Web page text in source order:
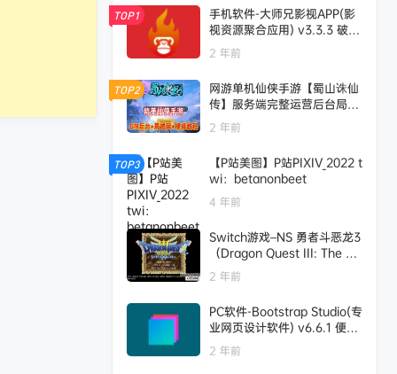
TOP1
手机软件-大师兄影视APP(影
视资源聚合应用) v3.3.3 破解
版-蓝奏云下载
2 年前
TOP2
网游单机仙侠手游【蜀山诛仙
传】服务端完整运营后台局域
网 网单
2 年前
TOP3
【P站美图】P站PIXIV_2022 t
wi：betanonbeet
4 年前
Switch游戏–NS 勇者斗恶龙3
（Dragon Quest III: The Se
eds of Salvation）中文[NS
P],百度云下载
2 年前
PC软件-Bootstrap Studio(专
业网页设计软件) v6.6.1 便携
版-多网盘下载
2 年前